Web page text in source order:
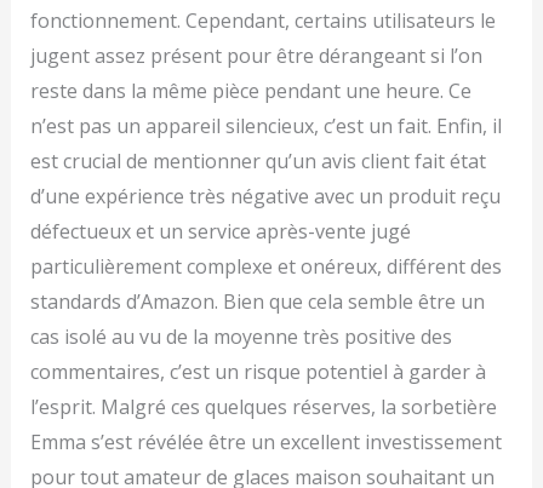
fonctionnement. Cependant, certains utilisateurs le
jugent assez présent pour être dérangeant si l’on
reste dans la même pièce pendant une heure. Ce
n’est pas un appareil silencieux, c’est un fait. Enfin, il
est crucial de mentionner qu’un avis client fait état
d’une expérience très négative avec un produit reçu
défectueux et un service après-vente jugé
particulièrement complexe et onéreux, différent des
standards d’Amazon. Bien que cela semble être un
cas isolé au vu de la moyenne très positive des
commentaires, c’est un risque potentiel à garder à
l’esprit. Malgré ces quelques réserves, la sorbetière
Emma s’est révélée être un excellent investissement
pour tout amateur de glaces maison souhaitant un